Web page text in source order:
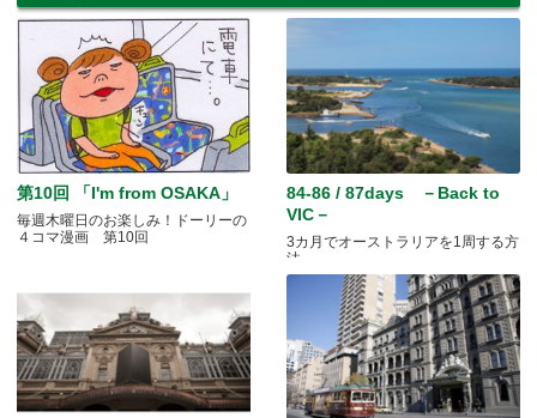
第10回 「I'm from OSAKA」
毎週木曜日のお楽しみ！ドーリーの
４コマ漫画 第10回
84-86 / 87days －Back to
VIC－
3カ月でオーストラリアを1周する方
法